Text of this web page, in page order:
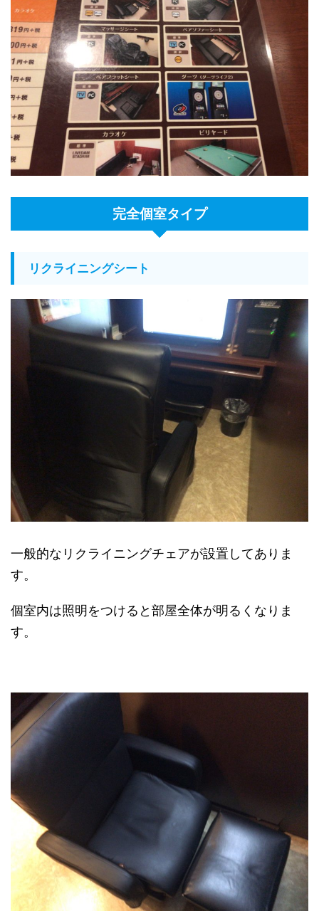
完全個室タイプ
リクライニングシート
一般的なリクライニングチェアが設置してありま
す。
個室内は照明をつけると部屋全体が明るくなりま
す。